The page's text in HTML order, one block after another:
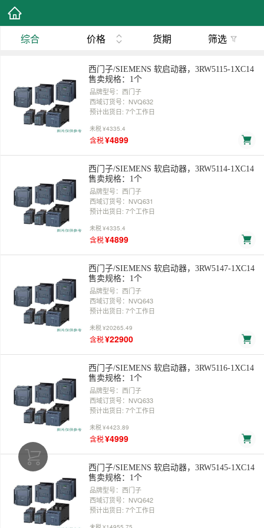
综合 价格 货期 筛选
西门子/SIEMENS 软启动器，3RW5115-1XC14
售卖规格：1个
品牌型号：西门子
西域订货号：NVQ632
预计出货日: 7个工作日
未税¥4335.4
含税¥4899
西门子/SIEMENS 软启动器，3RW5114-1XC14
售卖规格：1个
品牌型号：西门子
西域订货号：NVQ631
预计出货日: 7个工作日
未税¥4335.4
含税¥4899
西门子/SIEMENS 软启动器，3RW5147-1XC14
售卖规格：1个
品牌型号：西门子
西域订货号：NVQ643
预计出货日: 7个工作日
未税¥20265.49
含税¥22900
西门子/SIEMENS 软启动器，3RW5116-1XC14
售卖规格：1个
品牌型号：西门子
西域订货号：NVQ633
预计出货日: 7个工作日
未税¥4423.89
含税¥4999
西门子/SIEMENS 软启动器，3RW5145-1XC14
售卖规格：1个
品牌型号：西门子
西域订货号：NVQ642
预计出货日: 7个工作日